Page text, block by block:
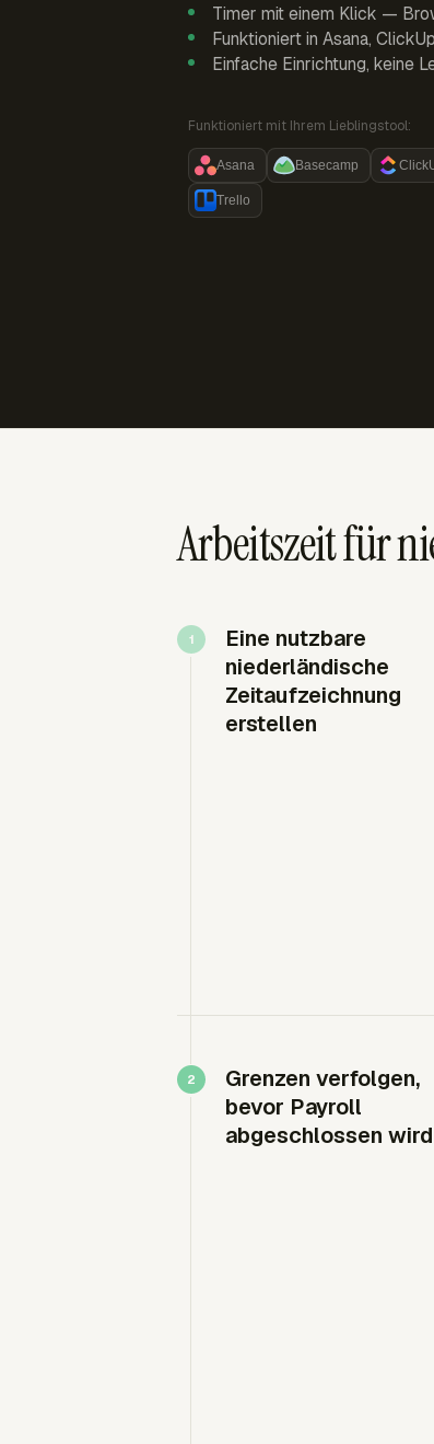
Timer mit einem Klick —
Funktioniert in Asana,
Einfache Einrichtung, keine
Funktioniert mit Ihrem Lieblingstool:
Asana Basecamp
Trello
Arbeitszeit für
Eine nutzbare
niederländische
Zeitaufzeichnung
erstellen
Grenzen verfolgen,
bevor Payroll
abgeschlossen wird